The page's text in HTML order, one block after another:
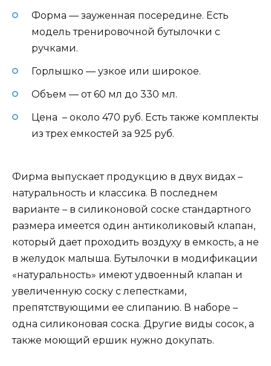
Форма — зауженная посередине. Есть
модель тренировочной бутылочки с
ручками.
Горлышко — узкое или широкое.
Объем — от 60 мл до 330 мл.
Цена – около 470 руб. Есть также комплекты
из трех емкостей за 925 руб.
Фирма выпускает продукцию в двух видах –
натуральность и классика. В последнем
варианте – в силиконовой соске стандартного
размера имеется один антиколиковый клапан,
который дает проходить воздуху в емкость, а не
в желудок малыша. Бутылочки в модификации
«натуральность» имеют удвоенный клапан и
увеличенную соску с лепестками,
препятствующими ее слипанию. В наборе –
одна силиконовая соска. Другие виды сосок, а
также моющий ершик нужно докупать.